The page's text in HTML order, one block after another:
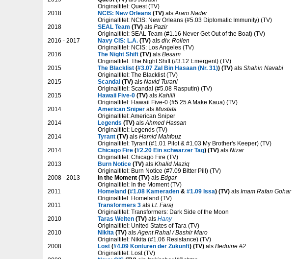
Originaltitel: Quest (TV)
2018
NCIS: New Orleans (TV) alsAram Nader
Originaltitel: NCIS: New Orleans (#5.03 Diplomatic Immunity) (TV)
2018
SEAL Team (TV) als Pazir
Originaltitel: SEAL Team (#1.16 Never Get Out of the Boat) (TV)
2016 - 2017
Navy CIS: L.A. (TV) als div. Rollen
Originaltitel: NCIS: Los Angeles (TV)
2016
The Night Shift (TV) als Besam
Originaltitel: The Night Shift (#3.12 Emergent) (TV)
2015
The Blacklist (#3.07 Zal Bin Hasaan (Nr. 31)) (TV) als Shahin Navabi
Originaltitel: The Blacklist (TV)
2015
Scandal (TV) als Navid Turani
Originaltitel: Scandal (#5.08 Rasputin) (TV)
2015
Hawaii Five-0 (TV) als Kahilil
Originaltitel: Hawaii Five-0 (#5.25 A Make Kaua) (TV)
2014
American Sniper als Mustafa
Originaltitel: American Sniper
2014
Legends (TV) alsAhmed Hassan
Originaltitel: Legends (TV)
2014
Tyrant (TV) als Hamid Mahfouz
Originaltitel: Tyrant (#1.01 Pilot & #1.03 My Brother's Keeper) (TV)
2014
Chicago Fire (#2.20 Ein schwarzer Tag) (TV) als Nizar
Originaltitel: Chicago Fire (TV)
2013
Burn Notice (TV) als Khalid Maziq
Originaltitel: Burn Notice (#7.09 Bitter Pill) (TV)
2008 - 2013
In the Moment (TV) als Edgar
Originaltitel: In the Moment (TV)
2011
Homeland (#1.08 Kameraden & #1.09 Issa) (TV) als Imam Rafan Gohar
Originaltitel: Homeland (TV)
2011
Transformers 3 als Lt. Faraj
Originaltitel: Transformers: Dark Side of the Moon
2010
Taras Welten (TV) als Hany
Originaltitel: United States of Tara (TV)
2010
Nikita (TV) alsAgent Rahal / Bashir Maro
Originaltitel: Nikita (#1.06 Resistance) (TV)
2008
Lost (#4.09 Konturen der Zukunft) (TV) als Beduine #2
Originaltitel: Lost (TV)